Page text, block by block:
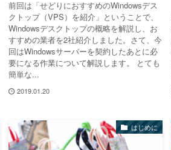
前回は「せどりにおすすめのWindowsデス
クトップ（VPS）を紹介」ということで、
Windowsデスクトップの概略を解説し、お
すすめの業者を2社紹介しました。さて、今
回はWindowsサーバーを契約したあとに必
要になる作業について解説します。 とても
簡単な...
2019.01.20
はじめに